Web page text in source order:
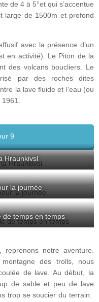
de 4 à 5°et qui s’accentue
large de 1500m et profond
avec la présence d’un
en activité). Le Piton de la
des volcans boucliers. Le
par des roches dites
la lave fluide et l’eau (ou
9
Hraunkivsl
la journée
de temps en temps
notre aventure.
des trolls, nous
de lave. Au début, la
de sable et peu de lave
trop se soucier du terrain.